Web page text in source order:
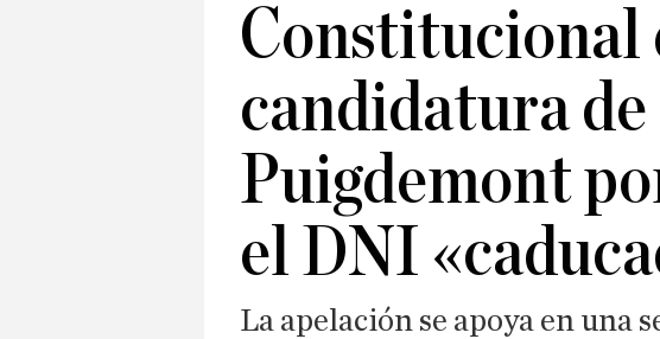
Constitucional
candidatura de
Puigdemont
el DNI
La apelación se apoya en una